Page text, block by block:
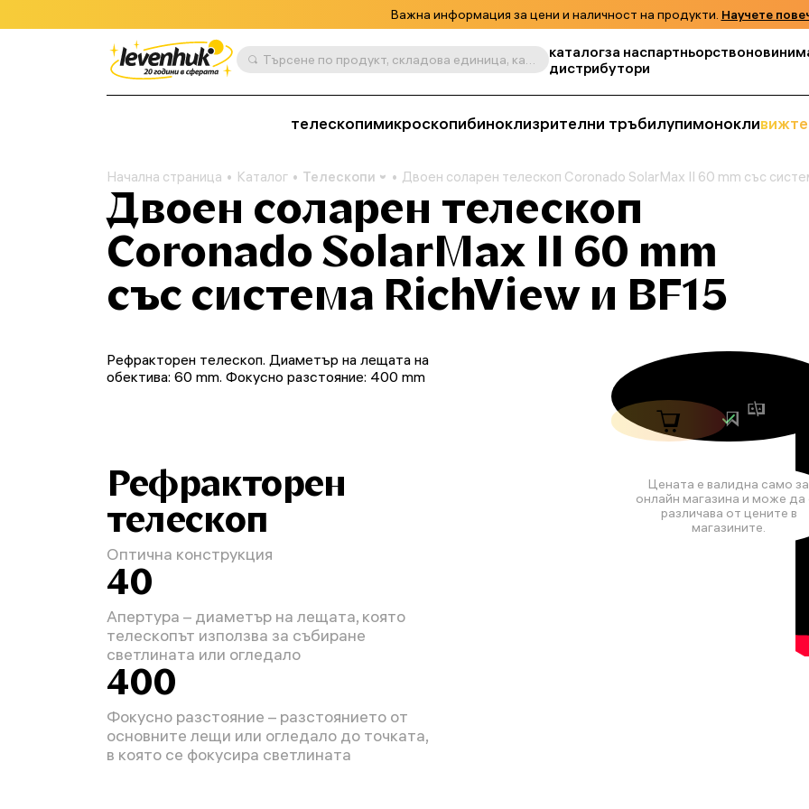
Важна информация за цени и наличност на продукти. Научете
Търсене по продукт, складова единица, категория и т.н. каталогза наспартньорствоновини
дистрибутори
телескопимикроскопибиноклизрителни тръбилупимонокли
Начална страница Каталог Телескопи Двоен соларен телескоп Coronado SolarMax II 60 mm със
Двоен соларен телескоп
Coronado SolarMax II 60 mm
със система RichView и BF15
Цената е валидна само за
онлайн магазина и може да
различава от цените в
магазините.
Рефракторен телескоп. Диаметър на лещата на
обектива: 60 mm. Фокусно разстояние: 400 mm
Рефракторен
телескоп
Оптична конструкция
40
Апертура – диаметър на лещата, която
телескопът използва за събиране
светлината или огледало
400
Фокусно разстояние – разстоянието от
основните лещи или огледало до точката,
в която се фокусира светлината